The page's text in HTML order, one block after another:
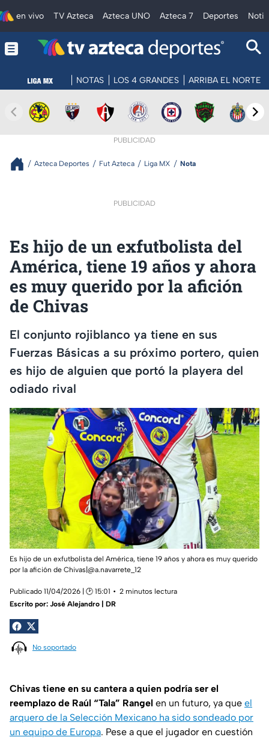
en vivo TV Azteca Azteca UNO Azteca 7 Deportes
NOTAS LOS 4 GRANDES ARRIBA EL NORTE
PUBLICIDAD
Azteca Deportes Fut Azteca Liga MX Nota
PUBLICIDAD
Es hijo de un exfutbolista del
América, tiene 19 años y ahora
es muy querido por la afición
de Chivas
El conjunto rojiblanco ya tiene en sus
Fuerzas Básicas a su próximo portero, quien
es hijo de alguien que portó la playera del
odiado rival
Es hijo de un exfutbolista del América, tiene 19 años y ahora es muy querido
por la afición de Chivas|@a.navarrete_12
Publicado 11/04/2026 | 🕑 15:01
2 minutos lectura
Escrito por: José Alejandro | DR
No soportado
Chivas tiene en su cantera a quien podría ser el
reemplazo de Raúl “Tala” Rangel en un futuro, ya que el
arquero de la Selección Mexicano ha sido sondeado por
un equipo de Europa. Pese a que el jugador en cuestión